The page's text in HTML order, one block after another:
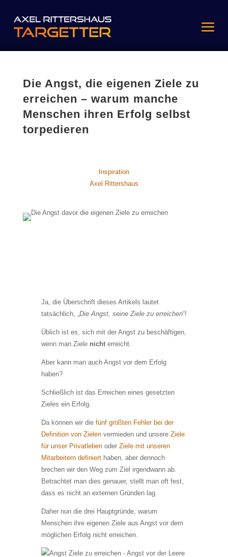
Die Angst, die eigenen Ziele zu
erreichen – warum manche
Menschen ihren Erfolg selbst
torpedieren
Inspiration
Axel Rittershaus
Ja, die Überschrift dieses Artikels lautet
tatsächlich, „Die Angst, seine Ziele zu erreichen“!
Üblich ist es, sich mit der Angst zu beschäftigen,
wenn man Ziele nichterreicht.
Aber kann man auch Angst vor dem Erfolg
haben?
Schließlich ist das Erreichen eines gesetzten
Zieles ein Erfolg.
Da können wir die fünf größten Fehler bei der
Definition von Zielenvermieden und unsere Ziele
für unser Privatlebenoder Ziele mit unseren
Mitarbeitern definierthaben, aber dennoch
brechen wir den Weg zum Ziel irgendwann ab.
Betrachtet man dies genauer, stellt man oft fest,
dass es nicht an externen Gründen lag.
Daher nun die drei Hauptgründe, warum
Menschen ihre eigenen Ziele aus Angst vor dem
möglichen Erfolg nicht erreichen.